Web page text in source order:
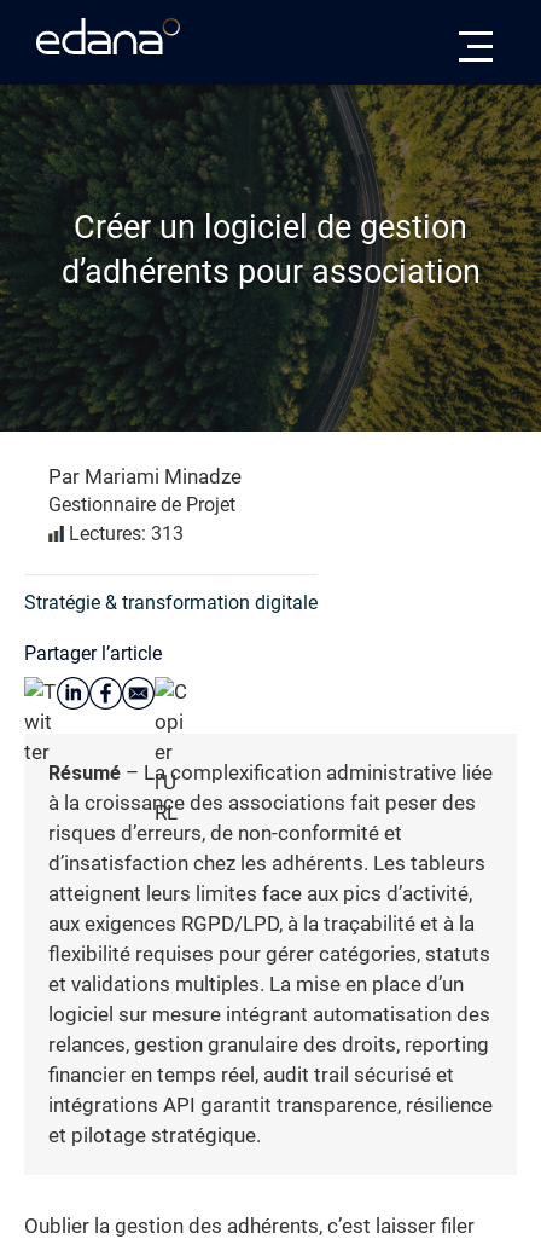
Créer un logiciel de gestion
d’adhérents pour association
Par Mariami Minadze
Gestionnaire de Projet
Lectures: 313
Stratégie & transformation digitale
Partager l’article
Résumé – La complexification administrative liée
à la croissance des associations fait peser des
risques d’erreurs, de non-conformité et
d’insatisfaction chez les adhérents. Les tableurs
atteignent leurs limites face aux pics d’activité,
aux exigences RGPD/LPD, à la traçabilité et à la
flexibilité requises pour gérer catégories, statuts
et validations multiples. La mise en place d’un
logiciel sur mesure intégrant automatisation des
relances, gestion granulaire des droits, reporting
financier en temps réel, audit trail sécurisé et
intégrations API garantit transparence, résilience
et pilotage stratégique.
Oublier la gestion des adhérents, c’est laisser filer